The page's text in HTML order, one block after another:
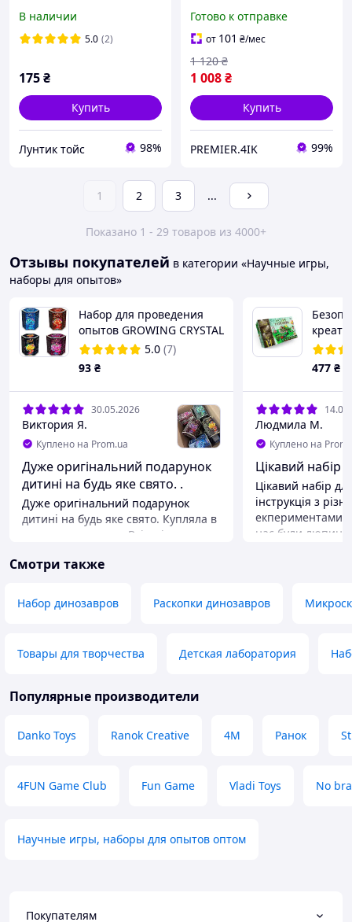
В наличии
5.0 (2)
175₴
Купить
Лунтик тойс 98%
Готово к отправке
от 101 ₴/мес
1 008₴
1 120 ₴
Купить
PREMIER.4IK 99%
1 2 3 ...
Показано 1 - 29 товаров из 4000+
Отзывы покупателей в категории «Научные игры,
наборы для опытов»
Набор для проведения
опытов GROWING CRYSTAL
GRK-01-01U,02U,03U..08U
(П) (шт.)
5.0 (7)
93 ₴
30.05.2026
Виктория Я.
Куплено на Prom.ua
Дуже оригінальний подарунок
дитині на будь яке свято. .
Дуже оригінальний подарунок
дитині на будь яке свято. Купляла в
садочок для групи. Всім діткам
виготовляти сувенір разом з
інструкцією.
Недостатки
477 ₴
Людмила М.
Куплено на
Цікавий набір
Цікавий набір
інструкція з
екпериментами,
нас були люпин,
Смотри также
Набор динозавров Раскопки динозавров
Товары для творчества Детская лаборатория
Популярные производители
Danko Toys Ranok Creative 4M Ранок
4FUN Game Club Fun Game Vladi Toys No
Научные игры, наборы для опытов оптом
Покупателям